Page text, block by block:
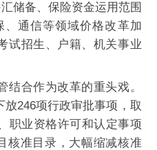
储备、保险资金运用范围
通信等领域价格改革加
试招生、户籍、机关事业
合作为改革的重头戏。
246项行政审批事项，取
职业资格许可和认定事项
核准目录，大幅缩减核准